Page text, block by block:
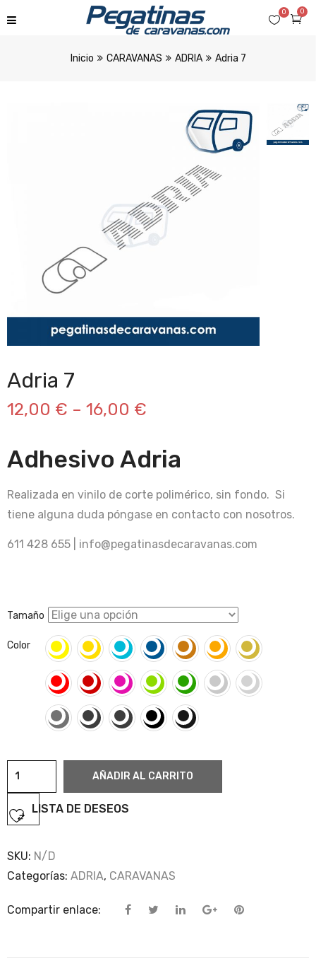
0
0
Inicio CARAVANAS ADRIA Adria 7
Adria 7
12,00 € – 16,00 €
Adhesivo Adria
Realizada en vinilo de corte polimérico, sin fondo. Si
tiene alguna duda póngase en contacto con nosotros.
611 428 655 | info@pegatinasdecaravanas.com
Tamaño
Color
Adria
cantidad
AÑADIR AL CARRITO
LISTA DE DESEOS
SKU: N/D
Categorías: ADRIA, CARAVANAS
Compartir enlace: